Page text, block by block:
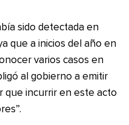
sido detectada en
que a inicios del año en
varios casos en
al gobierno a emitir
que incurrir en este acto